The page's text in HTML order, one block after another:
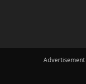
Advertisement